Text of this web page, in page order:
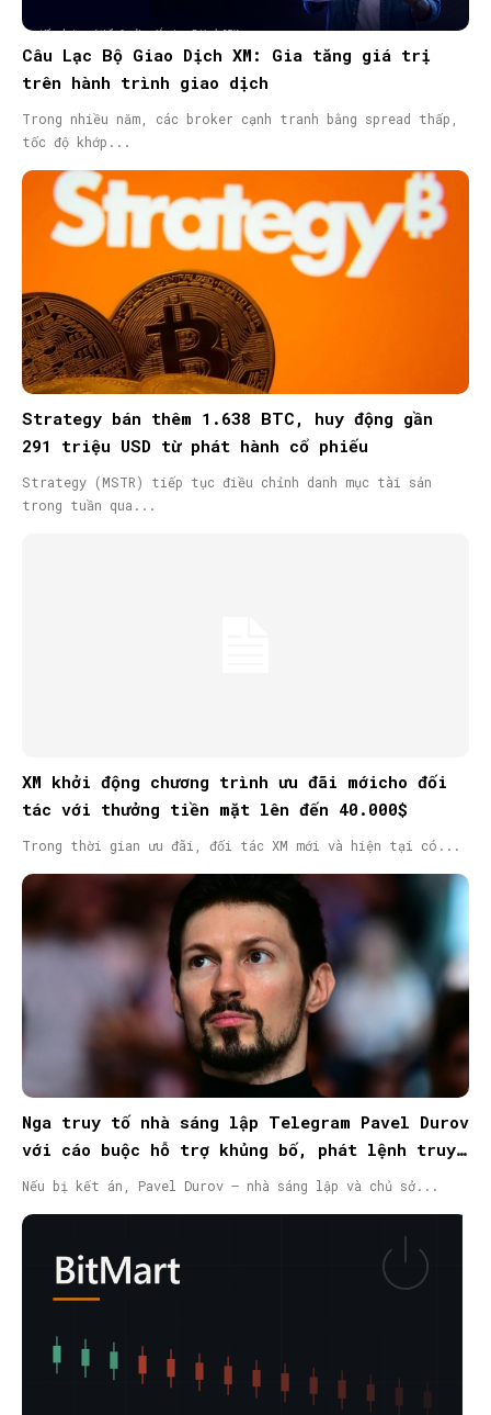
Câu Lạc Bộ Giao Dịch XM: Gia tăng giá trị
trên hành trình giao dịch
Trong nhiều năm, các broker cạnh tranh bằng spread thấp,
tốc độ khớp...
Strategy bán thêm 1.638 BTC, huy động gần
291 triệu USD từ phát hành cổ phiếu
Strategy (MSTR) tiếp tục điều chỉnh danh mục tài sản
trong tuần qua...
XM khởi động chương trình ưu đãi mớicho đối
tác với thưởng tiền mặt lên đến 40.000$
Trong thời gian ưu đãi, đối tác XM mới và hiện tại có...
Nga truy tố nhà sáng lập Telegram Pavel Durov
với cáo buộc hỗ trợ khủng bố, phát lệnh truy
nã quốc tế
Nếu bị kết án, Pavel Durov – nhà sáng lập và chủ sở...